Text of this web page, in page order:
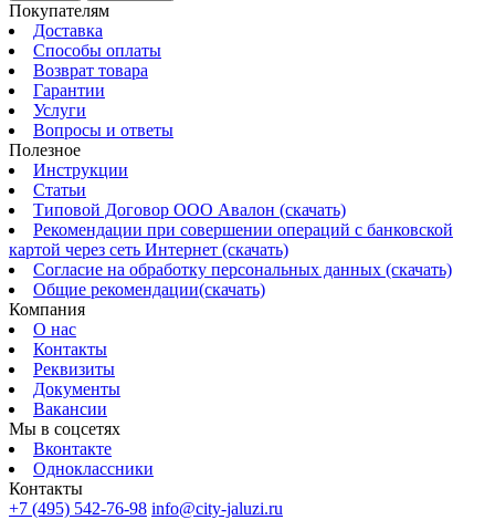
Покупателям
Доставка
Способы оплаты
Возврат товара
Гарантии
Услуги
Вопросы и ответы
Полезное
Инструкции
Статьи
Типовой Договор ООО Авалон (скачать)
Рекомендации при совершении операций с банковской
картой через сеть Интернет (скачать)
Согласие на обработку персональных данных (скачать)
Общие рекомендации(скачать)
Компания
О нас
Контакты
Реквизиты
Документы
Вакансии
Мы в соцсетях
Вконтакте
Одноклассники
Контакты
+7 (495) 542-76-98 info@city-jaluzi.ru